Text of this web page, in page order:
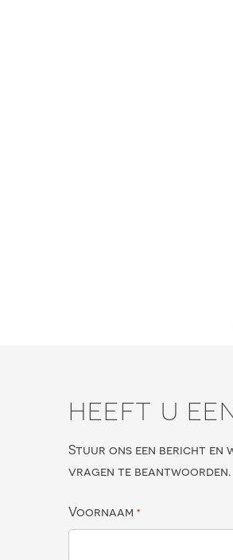
HEEFT U
Stuur ons een bericht en
vragen te beantwoorden.
Voornaam *